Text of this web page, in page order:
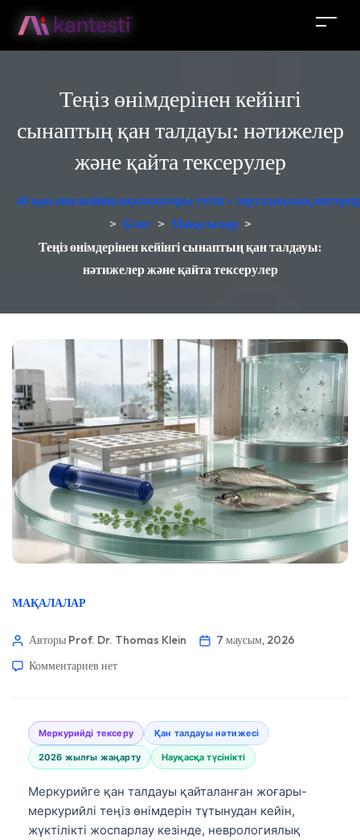
Теңіз өнімдерінен кейінгі
сынаптың қан талдауы: нәтижелер
және қайта тексерулер
AI қан анализінің анализаторы тегін – зертханалық
> Блог > Мақалалар >
Теңіз өнімдерінен кейінгі сынаптың қан талдауы:
нәтижелер және қайта тексерулер
МАҚАЛАЛАР
Авторы Prof. Dr. Thomas Klein
7 маусым, 2026
Комментариев нет
Меркурийді тексеру Қан талдауы нәтижесі
2026 жылғы жаңарту Науқасқа түсінікті
Меркурийге қан талдауы қайталанған жоғары-
меркурийлі теңіз өнімдерін тұтынудан кейін,
жүктілікті жоспарлау кезінде, неврологиялық